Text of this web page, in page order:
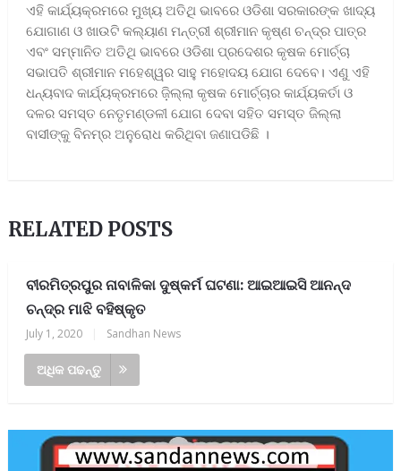
ଏହି କାର୍ଯ୍ୟକ୍ରମରେ ମୁଖ୍ୟ ଅତିଥି ଭାବରେ ଓଡିଶା ସରକାରଙ୍କ ଖାଦ୍ୟ
ଯୋଗାଣ ଓ ଖାଉଟି କଲ୍ୟାଣ ମନ୍ତ୍ରୀ ଶ୍ରୀମାନ କୃଷ୍ଣ ଚନ୍ଦ୍ର ପାତ୍ର
ଏବଂ ସମ୍ମାନିତ ଅତିଥି ଭାବରେ ଓଡିଶା ପ୍ରଦେଶର କୃଷକ ମୋର୍ଚ୍ଚା
ସଭାପତି ଶ୍ରୀମାନ ମହେଶ୍ୱର ସାହୁ ମହୋଦୟ ଯୋଗ ଦେବେ। ଏଣୁ ଏହି
ଧନ୍ୟବାଦ କାର୍ଯ୍ୟକ୍ରମରେ ଜ଼ିଲ୍ଲା କୃଷକ ମୋର୍ଚ୍ଚାର କାର୍ଯ୍ୟକର୍ତା ଓ
ଦଳର ସମସ୍ତ ନେତୃମଣ୍ଡଳୀ ଯୋଗ ଦେବା ସହିତ ସମସ୍ତ ଜିଲ୍ଲା
ବାସୀଙ୍କୁ ବିନମ୍ର ଅନୁରୋଧ କରିଥିବା ଜଣାପଡିଛି ।
RELATED POSTS
ବୀରମିତ୍ରପୁର ନାବାଳିକା ଦୁଷ୍କର୍ମ ଘଟଣା: ଆଇଆଇସି ଆନନ୍ଦ
ଚନ୍ଦ୍ର ମାଝି ବହିଷ୍କୃତ
July 1, 2020 Sandhan News
ଅଧିକ ପଢନ୍ତୁ